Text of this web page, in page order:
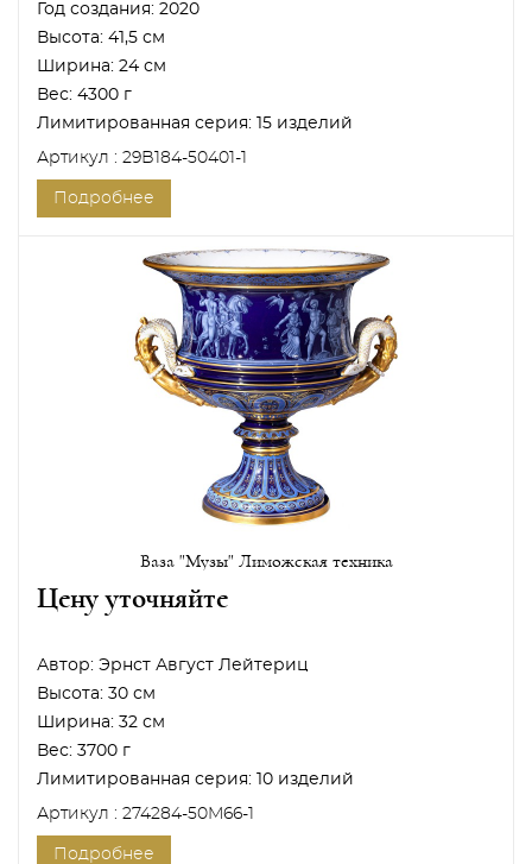
Год создания: 2020
Высота: 41,5 см
Ширина: 24 см
Вес: 4300 г
Лимитированная серия:
15 изделий
Артикул : 29B184-50401-1
Подробнее
Ваза "Музы" Лиможская техника
Цену уточняйте
Автор: Эрнст Август Лейтериц
Высота: 30 см
Ширина: 32 см
Вес: 3700 г
Лимитированная серия:
10 изделий
Артикул : 274284-50M66-1
Подробнее